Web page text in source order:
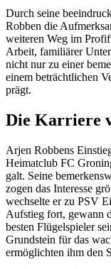
Durch seine
Robben die
weiteren Weg im
Arbeit, familiärer
nicht nur zu einer
einem beträchtlichen
prägt.
Die Karriere
Arjen Robbens
Heimatclub FC
galt. Seine
zogen das Interesse
wechselte er zu PSV
Aufstieg fort, gewann
besten Flügelspieler
Grundstein für das
ermöglichten ihm den